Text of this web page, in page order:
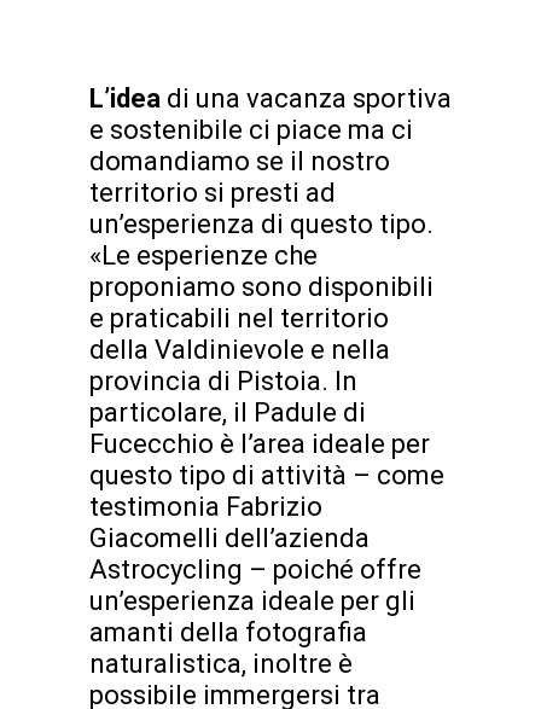
L’idea di una vacanza sportiva
e sostenibile ci piace ma ci
domandiamo se il nostro
territorio si presti ad
un’esperienza di questo tipo.
«Le esperienze che
proponiamo sono disponibili
e praticabili nel territorio
della Valdinievole e nella
provincia di Pistoia. In
particolare, il Padule di
Fucecchio è l’area ideale per
questo tipo di attività – come
testimonia Fabrizio
Giacomelli dell’azienda
Astrocycling – poiché offre
un’esperienza ideale per gli
amanti della fotografia
naturalistica, inoltre è
possibile immergersi tra